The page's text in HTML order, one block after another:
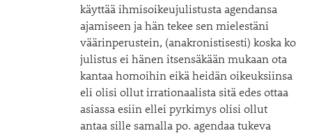
käyttää ihmisoikeujulistusta agendansa
ajamiseen ja hän tekee sen mielestäni
väärinperustein, (anakronistisesti) koska ko
julistus ei hänen itsensäkään mukaan ota
kantaa homoihin eikä heidän oikeuksiinsa
eli olisi ollut irrationaalista sitä edes ottaa
asiassa esiin ellei pyrkimys olisi ollut
antaa sille samalla po. agendaa tukeva